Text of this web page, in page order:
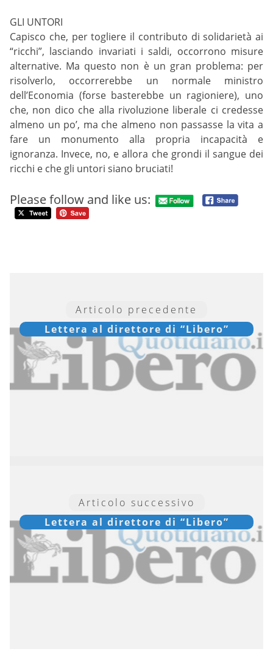
GLI UNTORI
Capisco che, per togliere il contributo di solidarietà ai
“ricchi”, lasciando invariati i saldi, occorrono misure
alternative. Ma questo non è un gran problema: per
risolverlo, occorrerebbe un normale ministro
dell’Economia (forse basterebbe un ragioniere), uno
che, non dico che alla rivoluzione liberale ci credesse
almeno un po’, ma che almeno non passasse la vita a
fare un monumento alla propria incapacità e
ignoranza. Invece, no, e allora che grondi il sangue dei
ricchi e che gli untori siano bruciati!
Please follow and like us:
Articolo precedente
Lettera al direttore di “Libero”
Articolo successivo
Lettera al direttore di “Libero”